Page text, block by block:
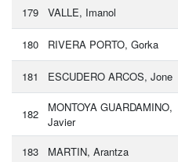
179 VALLE, Imanol
180 RIVERA PORTO, Gorka
181 ESCUDERO ARCOS, Jone
182
MONTOYA GUARDAMINO,
Javier
183 MARTIN, Arantza